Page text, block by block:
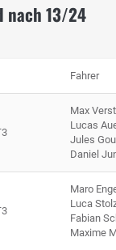
nach 13/24
Fahrer
Max
Lucas
Jules
Daniel
Maro
Luca
Fabian
Maxime